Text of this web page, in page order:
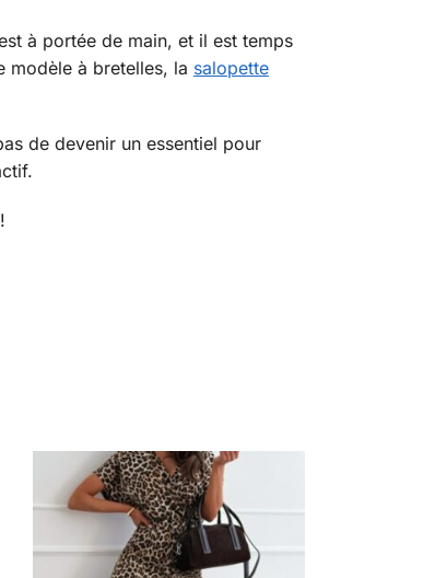
à portée de main, et il est temps
modèle à bretelles, la salopette
de devenir un essentiel pour